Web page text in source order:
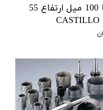
مته گردبر TCT از قطر 12 تا 100 میل ارتفاع 55